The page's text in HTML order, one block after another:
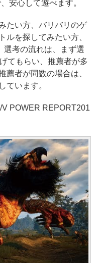
安心して遊べます。
たい方、バリバリのゲ
ルを探してみたい方、
選考の流れは、まず選
てもらい、推薦者が多
薦者が同数の場合は、
ています。
POWER REPORT201